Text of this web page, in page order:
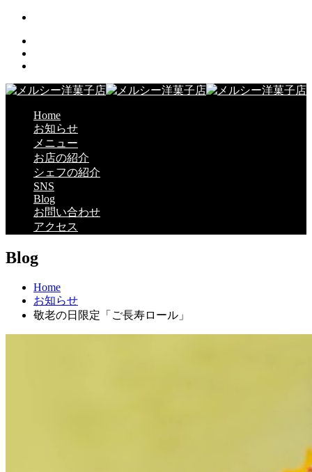
Home
お知らせ
メニュー
お店の紹介
シェフの紹介
SNS
Blog
お問い合わせ
アクセス
Blog
Home
お知らせ
敬老の日限定「ご長寿ロール」